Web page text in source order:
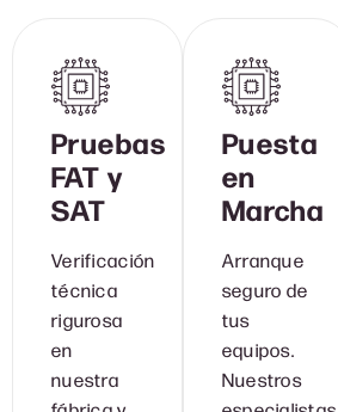
Pruebas
FAT y
SAT
Verificación
técnica
rigurosa
en
nuestra
Puesta
en
Marcha
Arranque
seguro de
tus
equipos.
Nuestros